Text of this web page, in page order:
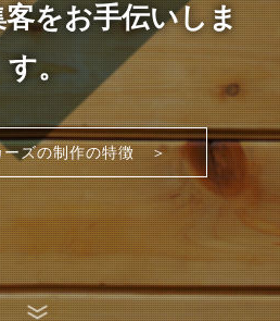
をお手伝いしま
す。
ーズの制作の特徴 ＞